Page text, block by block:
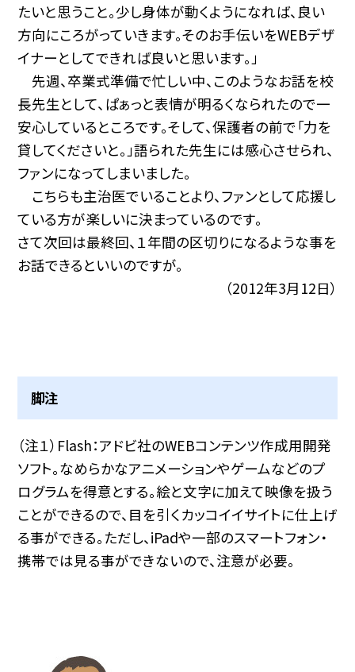
たいと思うこと。少し身体が動くようになれば、良い
方向にころがっていきます。そのお手伝いをWEBデザ
イナーとしてできれば良いと思います。」
先週、卒業式準備で忙しい中、このようなお話を校
長先生として、ぱぁっと表情が明るくなられたので一
安心しているところです。そして、保護者の前で「力を
貸してくださいと。」語られた先生には感心させられ、
ファンになってしまいました。
こちらも主治医でいることより、ファンとして応援し
ている方が楽しいに決まっているのです。
さて次回は最終回、１年間の区切りになるような事を
お話できるといいのですが。
（2012年3月12日）
脚注
（注１）Flash：アドビ社のWEBコンテンツ作成用開発
ソフト。なめらかなアニメーションやゲームなどのプ
ログラムを得意とする。絵と文字に加えて映像を扱う
ことができるので、目を引くカッコイイサイトに仕上げ
る事ができる。ただし、iPadや一部のスマートフォン・
携帯では見る事ができないので、注意が必要。